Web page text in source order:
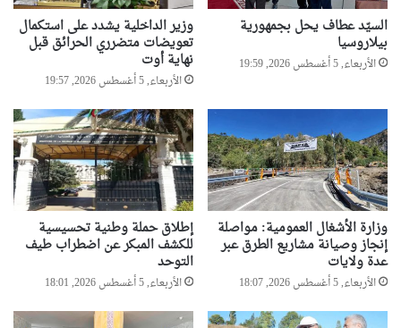
ي
ا
ح
ق
ا
ل
م
ش
ا
ر
ك
ي
ن
ف
ي
السيّد عطاف يحل بجمهورية
بيلاروسيا
الأربعاء, 5 أغسطس 2026, 19:59
وزير الداخلية يشدد على استكمال
تعويضات متضرري الحرائق قبل
نهاية أوت
الأربعاء, 5 أغسطس 2026, 19:57
وزارة الأشغال العمومية: مواصلة
إنجاز وصيانة مشاريع الطرق عبر
عدة ولايات
الأربعاء, 5 أغسطس 2026, 18:07
إطلاق حملة وطنية تحسيسية
للكشف المبكر عن اضطراب طيف
التوحد
الأربعاء, 5 أغسطس 2026, 18:01